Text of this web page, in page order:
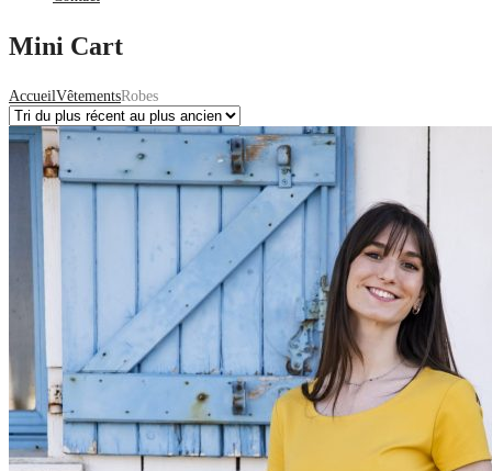
Mini Cart
AccueilVêtementsRobes